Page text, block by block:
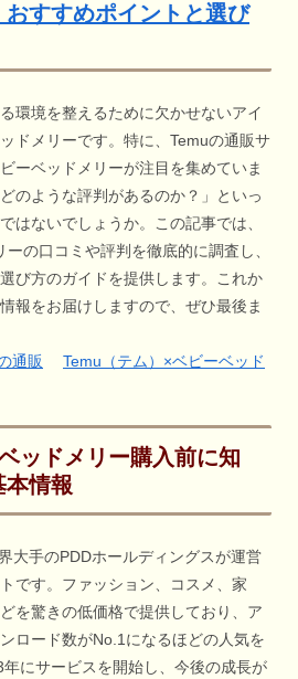
すすめポイントと選び
環境を整えるために欠かせないアイ
ドメリーです。特に、Temuの通販サ
ーベッドメリーが注目を集めていま
のような評判があるのか？」といっ
はないでしょうか。この記事では、
の口コミや評判を徹底的に調査し、
び方のガイドを提供します。これか
報をお届けしますので、ぜひ最後ま
通販
Temu（テム）×ベビーベッド
ッドメリー購入前に知
本情報
大手のPDDホールディングスが運営
です。ファッション、コスメ、家
を驚きの低価格で提供しており、ア
ロード数がNo.1になるほどの人気を
にサービスを開始し、今後の成長が